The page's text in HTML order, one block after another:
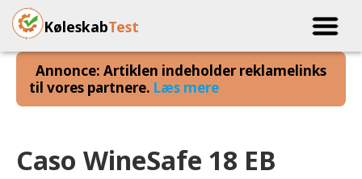
KøleskabTest
Annonce: Artiklen indeholder reklamelinks
til vores partnere. Læs mere
Caso WineSafe 18 EB